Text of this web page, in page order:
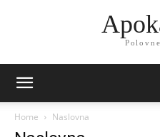
Home Naslovna